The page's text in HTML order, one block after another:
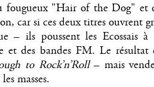
fougueux "Hair of the Dog" et
car si ces deux titres ouvrent
– ils poussent les Ecossais
et des bandes FM. Le
to Rock’n’Roll– mais
masses.